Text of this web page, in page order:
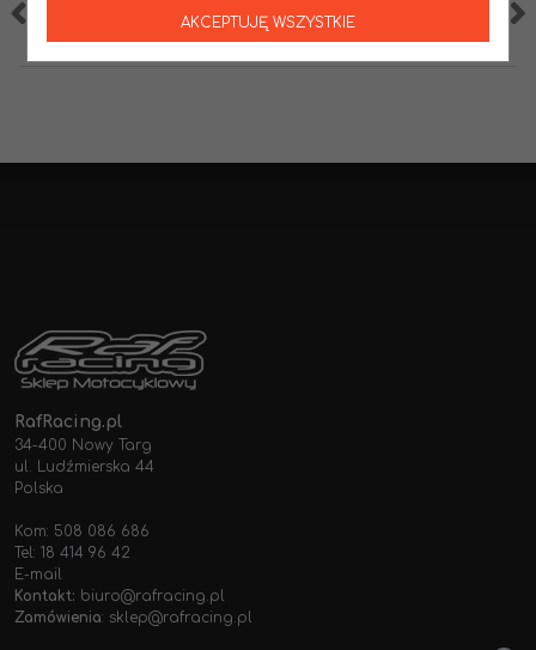
RafRacing.pl
34-400 Nowy Targ
ul. Ludźmierska 44
Polska
Kom: 508 086 686
Tel: 18 414 96 42
E-mail
Kontakt: biuro@rafracing.pl
Zamówienia: sklep@rafracing.pl
AKCEPTUJĘ WSZYSTKIE